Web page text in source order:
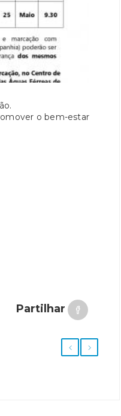
o bem-estar
Partilhar